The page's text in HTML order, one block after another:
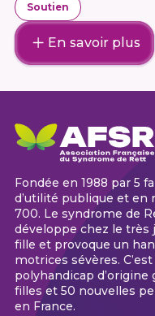
Soutien
En savoir plus
Fondée en 1988 par 5
d’utilité publique et en
700. Le syndrome de
développe chez le
fille et provoque un
motrices sévères.
polyhandicap
filles et 50 nouvelles
en France.